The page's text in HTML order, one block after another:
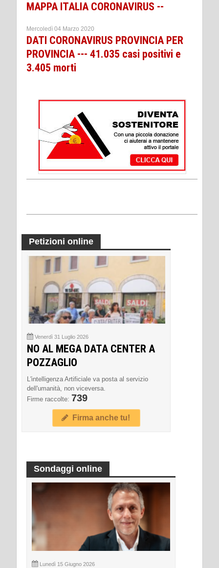
MAPPA ITALIA CORONAVIRUS --
Mercoledì 04 Marzo 2020
DATI CORONAVIRUS PROVINCIA PER
PROVINCIA --- 41.035 casi positivi e
3.405 morti
Petizioni online
Venerdì 31 Luglio 2026
NO AL MEGA DATA CENTER A
POZZAGLIO
L'intelligenza Artificiale va posta al servizio
dell'umanità, non viceversa.
Firme raccolte: 739
Firma anche tu!
Sondaggi online
Lunedì 15 Giugno 2026